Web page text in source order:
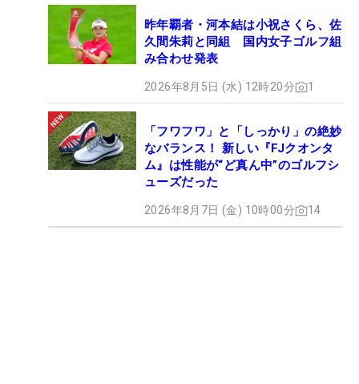
昨年覇者・河本結は小祝さくら、佐
久間朱莉と同組 国内女子ゴルフ組
み合わせ発表
2026年8月5日 (水) 12時20分 1
「フワフワ」と「しっかり」の絶妙
なバランス！ 新しい『FJクオンタ
ム』は性能が“ど真ん中”のゴルフシ
ューズだった
2026年8月7日 (金) 10時00分 14